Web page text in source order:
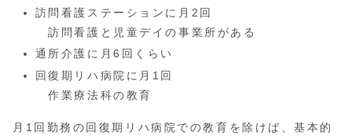
訪問看護ステーションに月2回
訪問看護と児童デイの事業所がある
通所介護に月6回くらい
回復期リハ病院に月1回
作業療法科の教育
月1回勤務の回復期リハ病院での教育を除けば、基本的